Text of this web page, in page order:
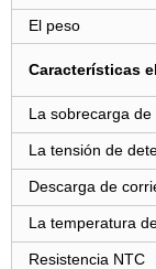
El peso
Características
La sobrecarga
La tensión de
Descarga de
La temperatura
Resistencia NTC